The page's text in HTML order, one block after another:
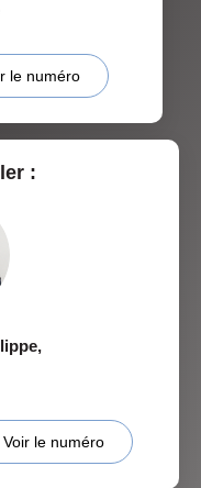
le numéro
:
,
Voir le numéro